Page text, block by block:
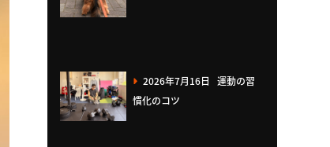
2026年7月16日
運動の習
慣化のコツ